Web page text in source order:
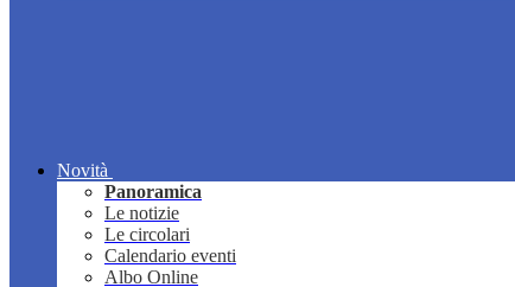
Novità
Panoramica
Le notizie
Le circolari
Calendario eventi
Albo Online